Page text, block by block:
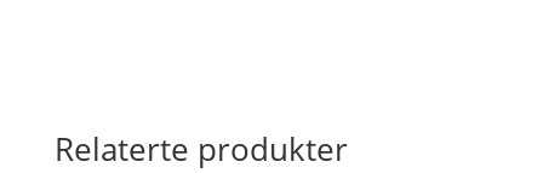
Relaterte produkter